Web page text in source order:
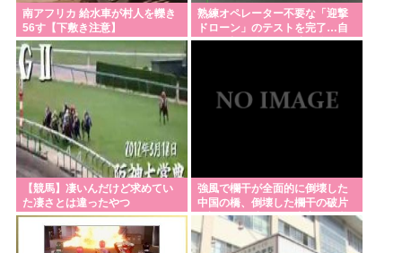
い」
【謎】高市早苗の「高市」と「早苗」の出処が不明
だと戦慄が走る
パさん「難民を追い返す。そんな国でいいのか？入
管法強行抗議！」
【ラグビー】日本代表、歴史的初勝利ならず…オー
ストラリアに逆転負け 8戦全敗
防衛白書の表紙は、なぜか笑顔の若者がアニメ風に
描かれ… 安保政策の大転換とのチグハグ感に戸惑い
の声
南アフリカ 給水車が村人を轢き
56す【下敷き注意】
熟練オペレーター不要な「迎撃
ドローン」のテストを完了…自
らが目標を追尾する映像公開！
【競馬】凄いんだけど求めてい
た凄さとは違ったやつ
強風で欄干が全面的に倒壊した
中国の橋、倒壊した欄干の破片
を調べると凄まじい事実が発覚
して……